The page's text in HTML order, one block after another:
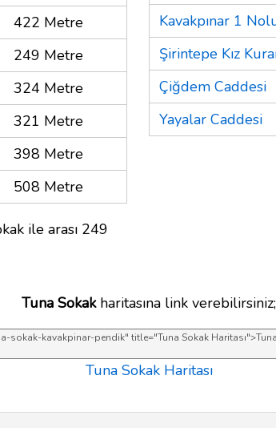
422 Metre
249 Metre
324 Metre
321 Metre
398 Metre
508 Metre
ile arası 249
Kavakpınar 1
Şirintepe Kız
Çiğdem Caddesi
Yayalar Caddesi
Tuna Sokakharitasına link verebilirsiniz;
Tuna Sokak Haritası